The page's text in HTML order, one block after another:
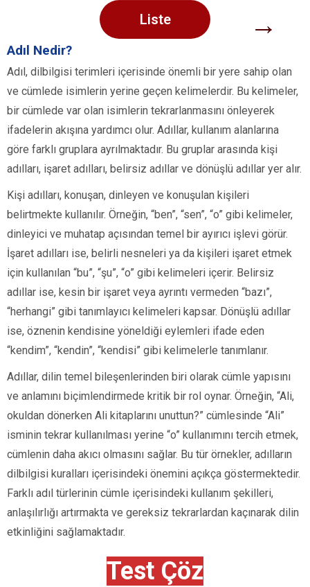
Liste →
Adıl Nedir?
Adıl, dilbilgisi terimleri içerisinde önemli bir yere sahip olan
ve cümlede isimlerin yerine geçen kelimelerdir. Bu kelimeler,
bir cümlede var olan isimlerin tekrarlanmasını önleyerek
ifadelerin akışına yardımcı olur. Adıllar, kullanım alanlarına
göre farklı gruplara ayrılmaktadır. Bu gruplar arasında kişi
adılları, işaret adılları, belirsiz adıllar ve dönüşlü adıllar yer alır.
Kişi adılları, konuşan, dinleyen ve konuşulan kişileri
belirtmekte kullanılır. Örneğin, “ben”, “sen”, “o” gibi kelimeler,
dinleyici ve muhatap açısından temel bir ayırıcı işlevi görür.
İşaret adılları ise, belirli nesneleri ya da kişileri işaret etmek
için kullanılan “bu”, “şu”, “o” gibi kelimeleri içerir. Belirsiz
adıllar ise, kesin bir işaret veya ayrıntı vermeden “bazı”,
“herhangi” gibi tanımlayıcı kelimeleri kapsar. Dönüşlü adıllar
ise, öznenin kendisine yöneldiği eylemleri ifade eden
“kendim”, “kendin”, “kendisi” gibi kelimelerle tanımlanır.
Adıllar, dilin temel bileşenlerinden biri olarak cümle yapısını
ve anlamını biçimlendirmede kritik bir rol oynar. Örneğin, “Ali,
okuldan dönerken Ali kitaplarını unuttun?” cümlesinde “Ali”
isminin tekrar kullanılması yerine “o” kullanımını tercih etmek,
cümlenin daha akıcı olmasını sağlar. Bu tür örnekler, adılların
dilbilgisi kuralları içerisindeki önemini açıkça göstermektedir.
Farklı adıl türlerinin cümle içerisindeki kullanım şekilleri,
anlaşılırlığı artırmakta ve gereksiz tekrarlardan kaçınarak dilin
etkinliğini sağlamaktadır.
Test Çöz